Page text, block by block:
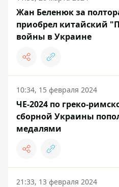
Жан Беленюк за
приобрел китайский
войны в Украине
10:34, 15 февраля 2024
ЧЕ-2024 по греко-
сборной Украины
медалями
21:33, 13 февраля 2024